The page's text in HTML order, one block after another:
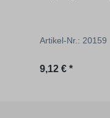
Artikel-Nr.: 20159
Regulärer Preis:
9,12 € *